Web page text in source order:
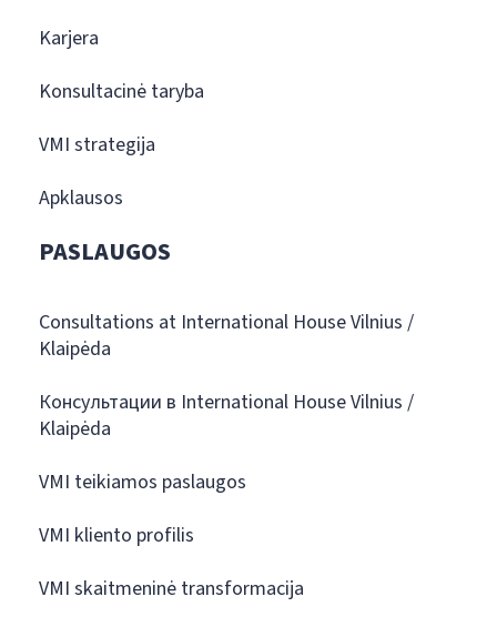
Karjera
Konsultacinė taryba
VMI strategija
Apklausos
PASLAUGOS
Consultations at International House Vilnius /
Klaipėda
Консультации в International House Vilnius /
Klaipėda
VMI teikiamos paslaugos
VMI kliento profilis
VMI skaitmeninė transformacija